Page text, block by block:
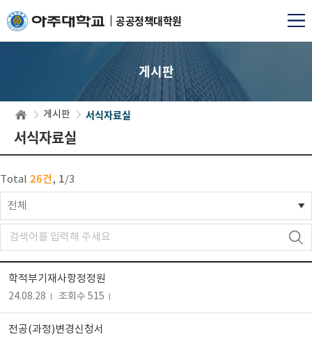
공공정책대학원
게시판
게시판 서식자료실
서식자료실
Total 26건, 1/3
전체
학적부기재사항정정원
24.08.28 조회수 515
전공(과정)변경신청서